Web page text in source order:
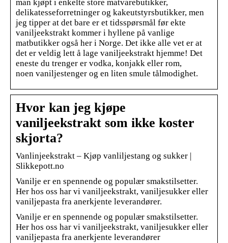
man kjøpt i enkelte store matvarebutikker,
delikatesseforretninger og kakeutstyrsbutikker, men
jeg tipper at det bare er et tidsspørsmål før ekte
vaniljeekstrakt kommer i hyllene på vanlige
matbutikker også her i Norge. Det ikke alle vet er at
det er veldig lett å lage vaniljeekstrakt hjemme! Det
eneste du trenger er vodka, konjakk eller rom,
noen vaniljestenger og en liten smule tålmodighet.
Hvor kan jeg kjøpe
vaniljeekstrakt som ikke koster
skjorta?
Vanlinjeekstrakt – Kjøp vanliljestang og sukker |
Slikkepott.no
Vanilje er en spennende og populær smakstilsetter.
Her hos oss har vi vaniljeekstrakt, vaniljesukker eller
vaniljepasta fra anerkjente leverandører.
Vanilje er en spennende og populær smakstilsetter.
Her hos oss har vi vaniljeekstrakt, vaniljesukker eller
vaniljepasta fra anerkjente leverandører